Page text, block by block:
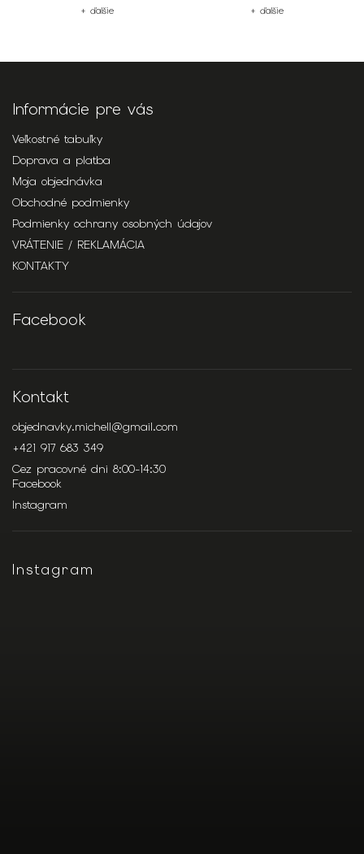
+ ďalšie + ďalšie
Informácie pre vás
Veľkostné tabuľky
Doprava a platba
Moja objednávka
Obchodné podmienky
Podmienky ochrany osobných údajov
VRÁTENIE / REKLAMÁCIA
KONTAKTY
Facebook
Kontakt
objednavky.michell@gmail.com
+421 917 683 349
Cez pracovné dni 8:00-14:30
Facebook
Instagram
Instagram